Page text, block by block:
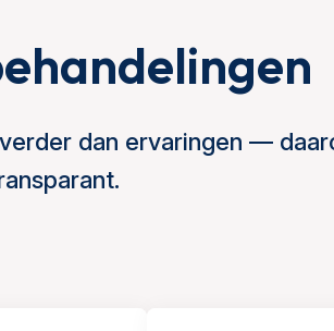
dan ervaringen —